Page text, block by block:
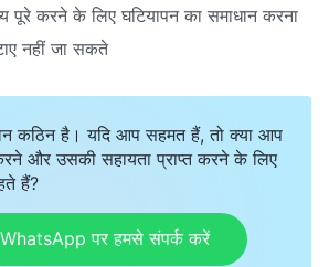
पूरे करने के लिए घटियापन का समाधान करना
नहीं जा सकते
कठिन है। यदि आप सहमत हैं, तो क्या आप
और उसकी सहायता प्राप्त करने के लिए
हैं?
WhatsApp पर हमसे संपर्क करें